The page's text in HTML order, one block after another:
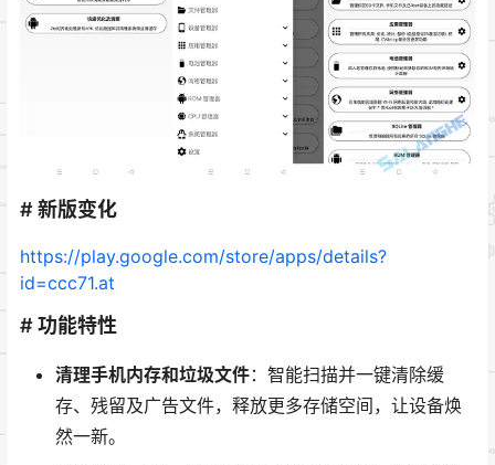
# 新版变化
https://play.google.com/store/apps/details?
id=ccc71.at
# 功能特性
清理手机内存和垃圾文件：智能扫描并一键清除缓
存、残留及广告文件，释放更多存储空间，让设备焕
然一新。